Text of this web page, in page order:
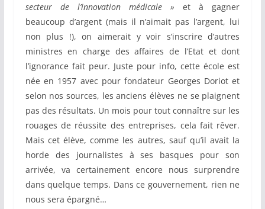
secteur de l’innovation médicale » et à gagner
beaucoup d’argent (mais il n’aimait pas l’argent, lui
non plus !), on aimerait y voir s’inscrire d’autres
ministres en charge des affaires de l’Etat et dont
l’ignorance fait peur. Juste pour info, cette école est
née en 1957 avec pour fondateur Georges Doriot et
selon nos sources, les anciens élèves ne se plaignent
pas des résultats. Un mois pour tout connaître sur les
rouages de réussite des entreprises, cela fait rêver.
Mais cet élève, comme les autres, sauf qu’il avait la
horde des journalistes à ses basques pour son
arrivée, va certainement encore nous surprendre
dans quelque temps. Dans ce gouvernement, rien ne
nous sera épargné…